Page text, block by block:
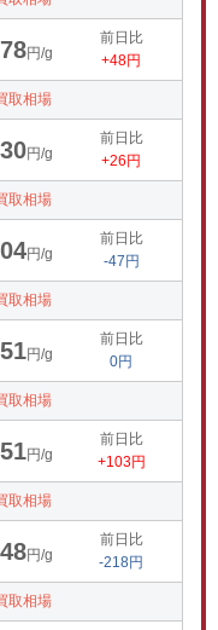
円/g
前日比
+48円
取相場
円/g
前日比
+26円
取相場
円/g
前日比
-47円
取相場
円/g
前日比
0円
取相場
円/g
前日比
+103円
取相場
円/g
前日比
-218円
取相場